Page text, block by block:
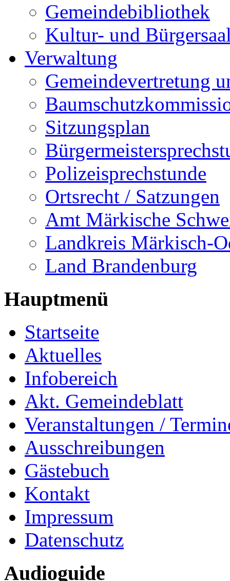
Gemeindebibliothek
Kultur- und
Verwaltung
Gemeindevertretung
Sitzungsplan
Polizeisprechstunde
Ortsrecht / Satzungen
Amt Märkische
Landkreis Märkisch-
Land Brandenburg
Hauptmenü
Startseite
Aktuelles
Infobereich
Akt. Gemeindeblatt
Veranstaltungen /
Ausschreibungen
Gästebuch
Kontakt
Impressum
Datenschutz
Audioguide